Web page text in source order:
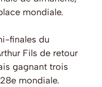
mondiale.
finales du
Fils de retour
gagnant trois
mondiale.